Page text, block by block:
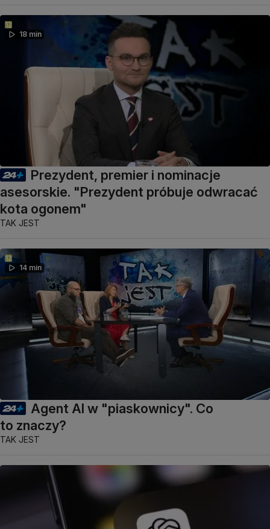
18 min
Prezydent, premier i nominacje
asesorskie. "Prezydent próbuje odwracać
kota ogonem"
TAK JEST
14 min
Agent AI w "piaskownicy". Co
to znaczy?
TAK JEST